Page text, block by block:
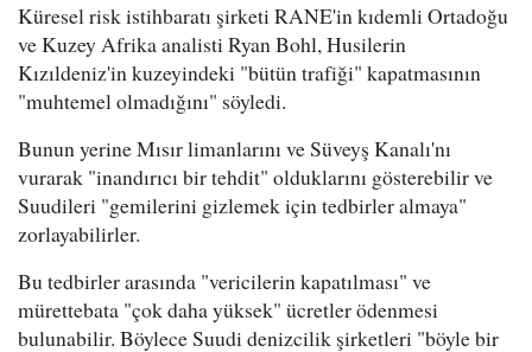
Küresel risk istihbaratı şirketi RANE'in kıdemli Ortadoğu
ve Kuzey Afrika analisti Ryan Bohl, Husilerin
Kızıldeniz'in kuzeyindeki "bütün trafiği" kapatmasının
"muhtemel olmadığını" söyledi.
Bunun yerine Mısır limanlarını ve Süveyş Kanalı'nı
vurarak "inandırıcı bir tehdit" olduklarını gösterebilir ve
Suudileri "gemilerini gizlemek için tedbirler almaya"
zorlayabilirler.
Bu tedbirler arasında "vericilerin kapatılması" ve
mürettebata "çok daha yüksek" ücretler ödenmesi
bulunabilir. Böylece Suudi denizcilik şirketleri "böyle bir